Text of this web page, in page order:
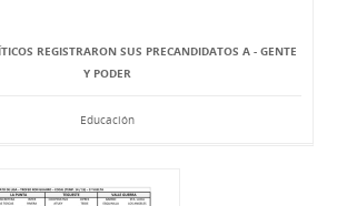
REGISTRARON SUS PRECANDIDATOS A - GENTE
Y PODER
Educación